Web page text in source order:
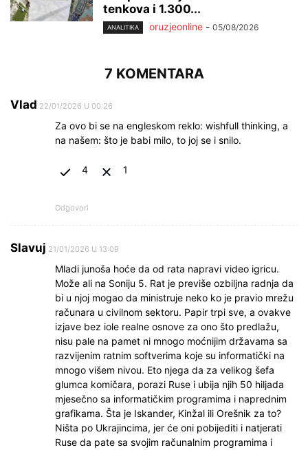
tenkova i 1.300...
ANALITIKA oruzjeonline - 05/08/2026
7 KOMENTARA
Vlad 22/01/2026 U 00:26
Za ovo bi se na engleskom reklo: wishfull thinking, a
na našem: što je babi milo, to joj se i snilo.
4 1
Odgovori
Slavuj 21/01/2026 U 13:09
Mladi junoša hoće da od rata napravi video igricu.
Može ali na Soniju 5. Rat je previše ozbiljna radnja da
bi u njoj mogao da ministruje neko ko je pravio mrežu
računara u civilnom sektoru. Papir trpi sve, a ovakve
izjave bez iole realne osnove za ono što predlažu,
nisu pale na pamet ni mnogo moćnijim državama sa
razvijenim ratnim softverima koje su informatički na
mnogo višem nivou. Eto njega da za velikog šefa
glumca komičara, porazi Ruse i ubija njih 50 hiljada
mjesečno sa informatičkim programima i naprednim
grafikama. Šta je Iskander, Kinžal ili Orešnik za to?
Ništa po Ukrajincima, jer će oni pobijediti i natjerati
Ruse da pate sa svojim računalnim programima i